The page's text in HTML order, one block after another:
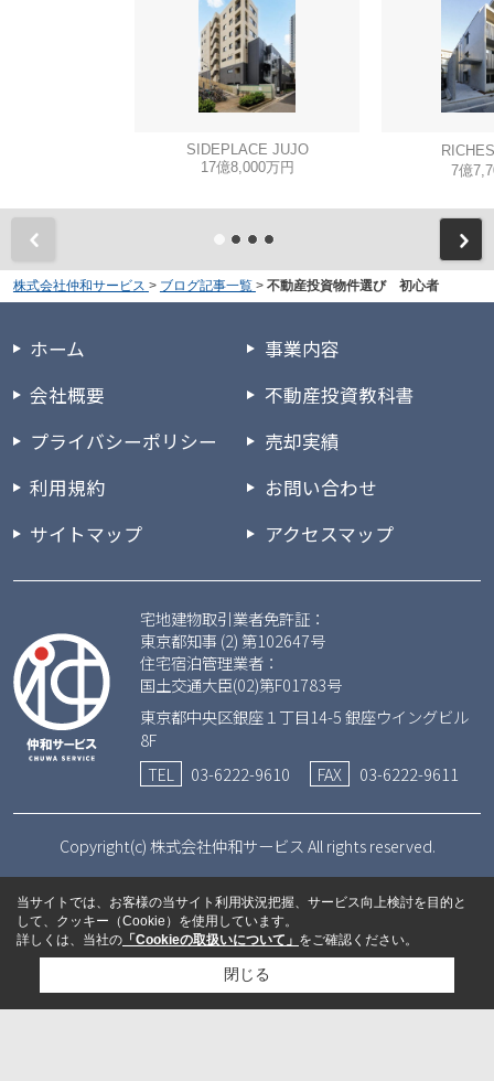
SIDEPLACE JUJO
17億8,000万円
7億
株式会社仲和サービス > ブログ記事一覧 > 不動産投資物件選び 初心者
ホーム
会社概要
プライバシーポリシー
利用規約
サイトマップ
事業内容
不動産投資教科書
売却実績
お問い合わせ
アクセスマップ
宅地建物取引業者免許証：
東京都知事 (2) 第102647号
住宅宿泊管理業者：
国土交通大臣(02)第F01783号
東京都中央区銀座１丁目14-5 銀座ウイングビル
8F
TEL
03-6222-9610 FAX 03-6222-9611
Copyright(c) 株式会社仲和サービス All rights reserved.
当サイトでは、お客様の当サイト利用状況把握、サービス向上検討を目的と
して、クッキー（Cookie）を使用しています。
詳しくは、当社の 「Cookieの取扱いについて」 をご確認ください。
閉じる